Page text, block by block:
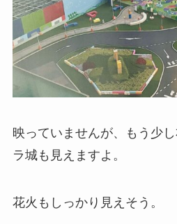
映っていませんが、もう少
ラ城も見えますよ。
花火もしっかり見えそう。